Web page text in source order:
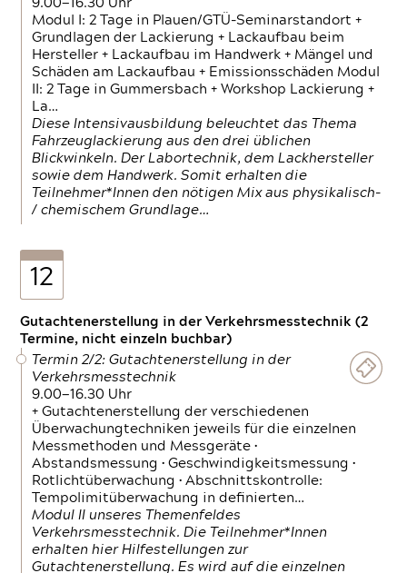
9.00—16.30 Uhr
Modul I: 2 Tage in Plauen/GTÜ-Seminarstandort +
Grundlagen der Lackierung + Lackaufbau beim
Hersteller + Lackaufbau im Handwerk + Mängel und
Schäden am Lackaufbau + Emissionsschäden Modul
II: 2 Tage in Gummersbach + Workshop Lackierung +
La…
Diese Intensivausbildung beleuchtet das Thema
Fahrzeuglackierung aus den drei üblichen
Blickwinkeln. Der Labortechnik, dem Lackhersteller
sowie dem Handwerk. Somit erhalten die
Teilnehmer*Innen den nötigen Mix aus physikalisch-
/ chemischem Grundlage…
12
Gutachtenerstellung in der Verkehrsmesstechnik (2
Termine, nicht einzeln buchbar)
Termin 2/2: Gutachtenerstellung in der
Verkehrsmesstechnik
9.00—16.30 Uhr
+ Gutachtenerstellung der verschiedenen
Überwachungtechniken jeweils für die einzelnen
Messmethoden und Messgeräte •
Abstandsmessung • Geschwindigkeitsmessung •
Rotlichtüberwachung • Abschnittskontrolle:
Tempolimitüberwachung in definierten…
Modul II unseres Themenfeldes
Verkehrsmesstechnik. Die Teilnehmer*Innen
erhalten hier Hilfestellungen zur
Gutachtenerstellung. Es wird auf die einzelnen